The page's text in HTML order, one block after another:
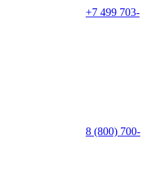
+7 499 703-
8 (800) 700-